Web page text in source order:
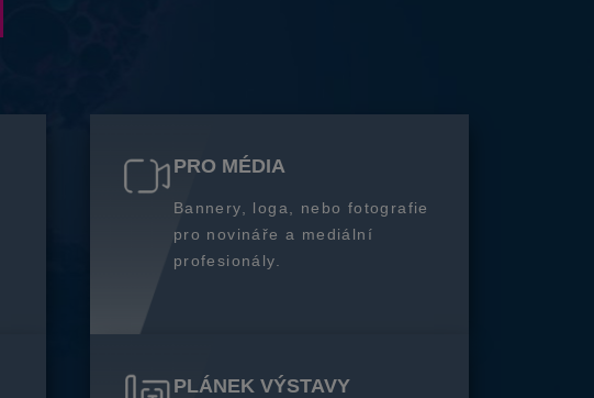
PRO MÉDIA
Bannery, loga, nebo fotografie
pro novináře a mediální
profesionály.
PLÁNEK VÝSTAVY